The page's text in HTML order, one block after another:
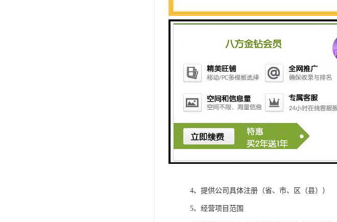
核名流程：
2、无地域公司注册资金应在5000万以上
4、提供公司具体注册（省、市、区（县））
5、经营项目范围